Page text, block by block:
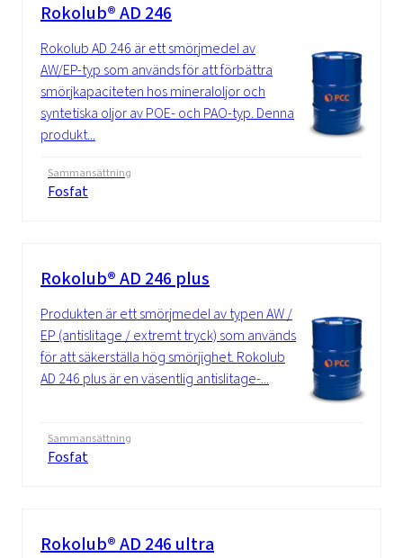
Rokolub® AD 246
Rokolub AD 246 är ett smörjmedel av
AW/EP-typ som används för att förbättra
smörjkapaciteten hos mineraloljor och
syntetiska oljor av POE- och PAO-typ. Denna
produkt...
Sammansättning
Fosfat
Rokolub® AD 246 plus
Produkten är ett smörjmedel av typen AW /
EP (antislitage / extremt tryck) som används
för att säkerställa hög smörjighet. Rokolub
AD 246 plus är en väsentlig antislitage-...
Sammansättning
Fosfat
Rokolub® AD 246 ultra